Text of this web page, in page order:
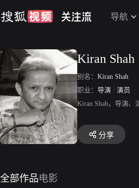
导航
Kiran Shah
别名： Kiran Shah
职业： 导演 / 演员
Kiran Shah，导演
分享
全部作品电影